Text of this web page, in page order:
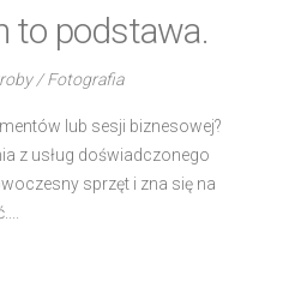
to podstawa.
/ Fotografia
lub sesji biznesowej?
z usług doświadczonego
sprzęt i zna się na